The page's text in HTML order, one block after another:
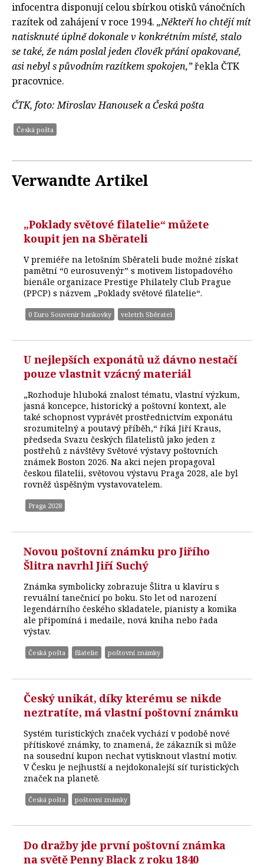
infocentra disponují celou sbírkou otisků vánočních
razítek od zahájení v roce 1994. „Někteří ho chtějí mít
natisknuté úplně dokonale v konkrétním místě, stalo
se také, že nám poslal jeden člověk přání opakovaně,
asi nebyl s původním razítkem spokojen,”řekla ČTK
pracovnice.
ČTK, foto: Miroslav Hanousek a Česká pošta
Česká pošta
Verwandte Artikel
„Poklady světové filatelie“ můžete
koupit jen na Sběrateli
V premiéře na letošním Sběrateli bude možné získat
pamětní “0 eurosuvenýr” s motivem listopadového
bienále organizace Prestige Philately Club Prague
(PPCP) s názvem „Poklady světové filatelie“.
0 Euro Souvenir bankovky veletrh Sběratel
U nejlepších exponátů už dávno nestačí
pouze vlastnit vzácný materiál
„Rozhoduje hluboká znalost tématu, vlastní výzkum,
jasná koncepce, historický a poštovní kontext, ale
také schopnost vyprávět prostřednictvím exponátu
srozumitelný a poutavý příběh,“ říká Jiří Kraus,
předseda Svazu českých filatelistů jako jeden z
postřehů z návštěvy Světové výstavy poštovních
známek Boston 2026. Na akci nejen propagoval
českou filatelii, světovou výstavu Praga 2028, ale byl
rovněž úspěšným vystavovatelem.
Praga 2028
Novou poštovní známku pro Jiřího
Šlitra navrhl Jiří Suchý
Známka symbolicky zobrazuje Šlitra u klavíru s
revuální tanečnicí po boku. Sto let od narození
legendárního českého skladatele, pianisty a komika
ale připomíná i medaile, nová kniha nebo řada
výstav.
Česká pošta filatelie poštovní známky
Český unikát, díky kterému se nikde
neztratíte, má vlastní poštovní známku
Systém turistických značek vychází v podobě nové
přítiskové známky, to znamená, že zákazník si může
na sousední kupon nechat vytisknout vlastní motiv.
V Česku je nejhustší a nejdokonalejší síť turistických
značek na planetě.
Česká pošta poštovní známky
Do dražby jde první poštovní známka
na světě Penny Black z roku 1840